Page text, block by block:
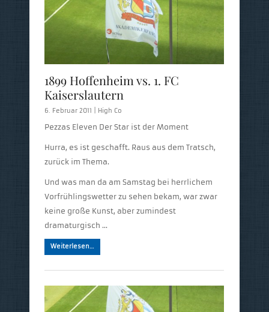
1899 Hoffenheim vs. 1. FC
Kaiserslautern
6. Februar 2011 | High Co
Pezzas Eleven Der Star ist der Moment
Hurra, es ist geschafft. Raus aus dem Tratsch,
zurück im Thema.
Und was man da am Samstag bei herrlichem
Vorfrühlingswetter zu sehen bekam, war zwar
keine große Kunst, aber zumindest
dramaturgisch …
Weiterlesen…